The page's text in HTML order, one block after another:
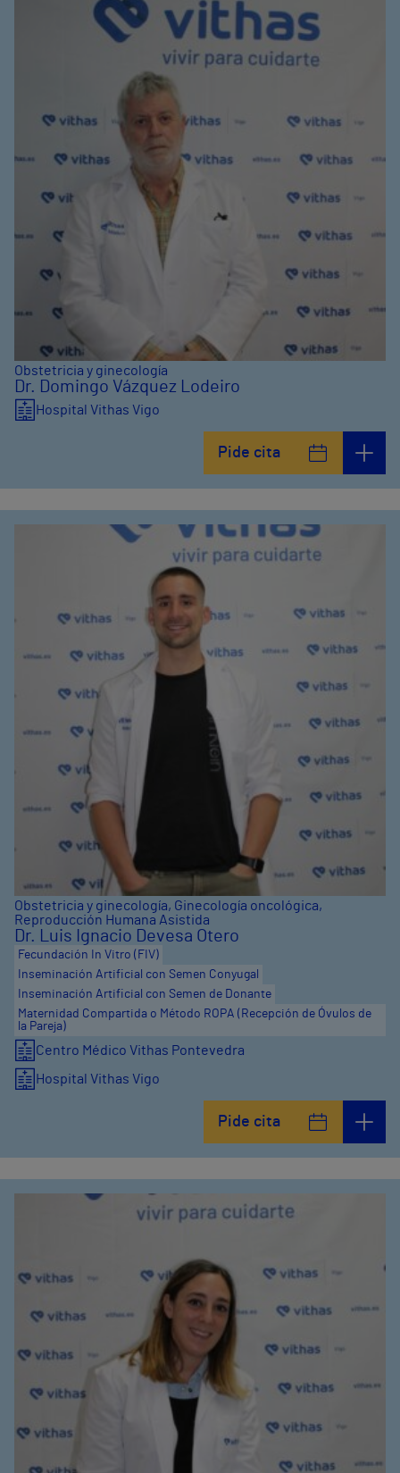
Obstetricia y ginecología
Dr. Domingo Vázquez Lodeiro
Hospital Vithas Vigo
Pide cita
Obstetricia y ginecología, Ginecología oncológica,
Reproducción Humana Asistida
Dr. Luis Ignacio Devesa Otero
Fecundación In Vitro (FIV)
Inseminación Artificial con Semen Conyugal
Inseminación Artificial con Semen de Donante
Maternidad Compartida o Método ROPA (Recepción de Óvulos de
la Pareja)
Centro Médico Vithas Pontevedra
Hospital Vithas Vigo
Pide cita